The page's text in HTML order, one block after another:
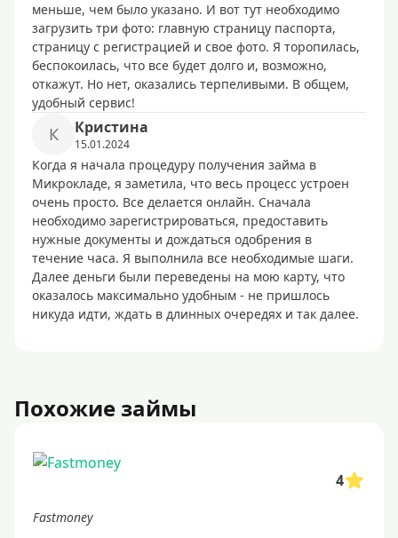
меньше, чем было указано. И вот тут необходимо
загрузить три фото: главную страницу паспорта,
страницу с регистрацией и свое фото. Я торопилась,
беспокоилась, что все будет долго и, возможно,
откажут. Но нет, оказались терпеливыми. В общем,
удобный сервис!
К Кристина
15.01.2024
Когда я начала процедуру получения займа в
Микрокладе, я заметила, что весь процесс устроен
очень просто. Все делается онлайн. Сначала
необходимо зарегистрироваться, предоставить
нужные документы и дождаться одобрения в
течение часа. Я выполнила все необходимые шаги.
Далее деньги были переведены на мою карту, что
оказалось максимально удобным - не пришлось
никуда идти, ждать в длинных очередях и так далее.
Похожие займы
4
Fastmoney